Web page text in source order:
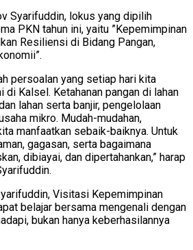
Syarifuddin, lokus yang dipilih
PKN tahun ini, yaitu ”Kepemimpinan
Resiliensi di Bidang Pangan,
persoalan yang setiap hari kita
di Kalsel. Ketahanan pangan di lahan
lahan serta banjir, pengelolaan
mikro. Mudah-mudahan,
manfaatkan sebaik-baiknya. Untuk
gagasan, serta bagaimana
dibiayai, dan dipertahankan,” harap
Visitasi Kepemimpinan
belajar bersama mengenali dengan
bukan hanya keberhasilannya